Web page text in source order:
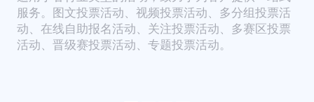
服务。图文投票活动、视频投票活动、多分组投票活
动、在线自助报名活动、关注投票活动、多赛区投票
活动、晋级赛投票活动、专题投票活动。